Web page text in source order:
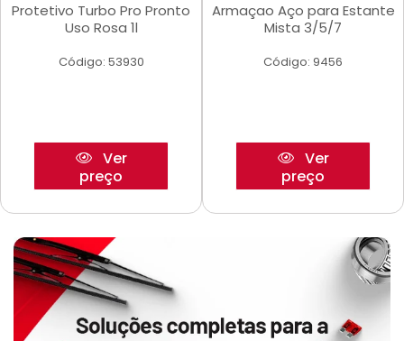
Protetivo Turbo Pro Pronto
Uso Rosa 1l
Código: 53930
Ver
preço
Armaçao Aço para Estante
Mista 3/5/7
Código: 9456
Ver
preço